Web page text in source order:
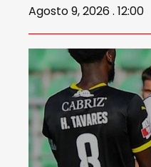
Agosto 9, 2026 . 12:00